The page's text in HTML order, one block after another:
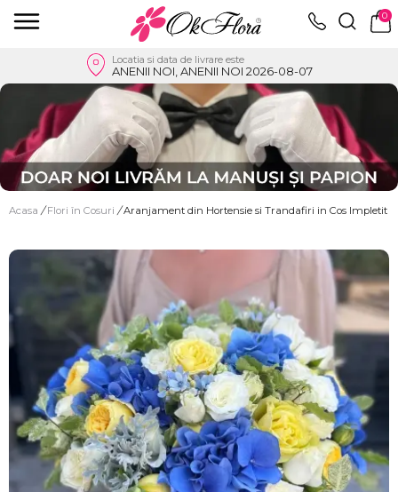
0
Locatia si data de livrare este
ANENII NOI, ANENII NOI 2026-08-07
Acasa / Flori în Cosuri / Aranjament din Hortensie si Trandafiri in Cos Impletit